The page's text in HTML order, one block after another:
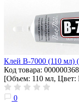
Клей B-7000 (110 мл)
Код товара:
[Объем: 110 мл, Цвет:
0